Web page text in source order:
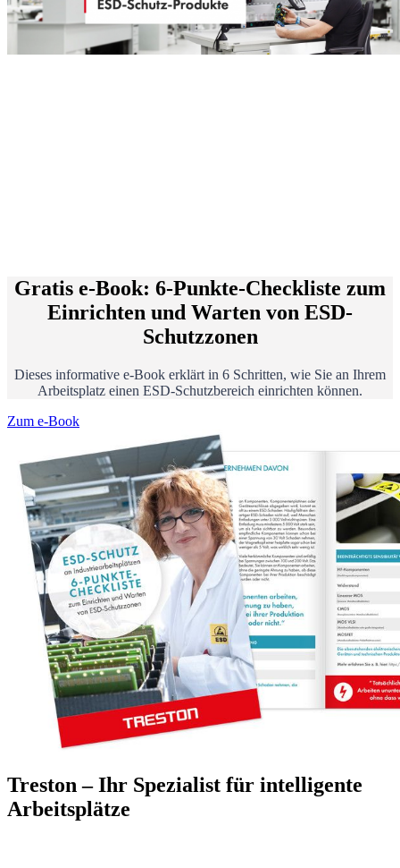
Gratis e-Book: 6-Punkte-Checkliste zum
Einrichten und Warten von ESD-
Schutzzonen
Dieses informative e-Book erklärt in 6 Schritten, wie Sie an Ihrem
Arbeitsplatz einen ESD-Schutzbereich einrichten können.
Zum e-Book
Treston – Ihr Spezialist für intelligente
Arbeitsplätze